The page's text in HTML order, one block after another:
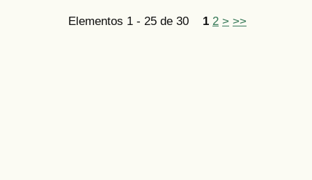
Elementos 1 - 25 de 30 1 2 > >>